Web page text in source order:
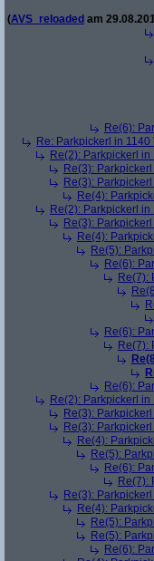
(AVS_reloaded am
Re(6):
Re: Parkpickerl in 1140
Re(2): Parkpickerl in
Re(3):
Re(3):
Re(4):
Re(2): Parkpickerl in
Re(3):
Re(4):
Re(5):
Re(6):
Re(7):
Re(6):
Re(7):
Re(6):
Re(2): Parkpickerl in
Re(3):
Re(3):
Re(4):
Re(5):
Re(6):
Re(7):
Re(3):
Re(4):
Re(5):
Re(5):
Re(6):